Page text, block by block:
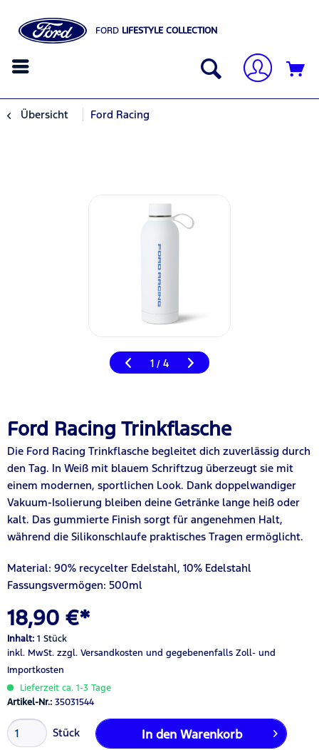
FORD LIFESTYLE COLLECTION
Übersicht Ford Racing
1 / 4
Ford Racing Trinkflasche
Die Ford Racing Trinkflasche begleitet dich zuverlässig durch
den Tag. In Weiß mit blauem Schriftzug überzeugt sie mit
einem modernen, sportlichen Look. Dank doppelwandiger
Vakuum-Isolierung bleiben deine Getränke lange heiß oder
kalt. Das gummierte Finish sorgt für angenehmen Halt,
während die Silikonschlaufe praktisches Tragen ermöglicht.
Material: 90% recycelter Edelstahl, 10% Edelstahl
Fassungsvermögen: 500ml
18,90 €*
Inhalt: 1 Stück
inkl. MwSt. zzgl. Versandkosten und gegebenenfalls Zoll- und
Importkosten
Lieferzeit ca. 1-3 Tage
Artikel-Nr.: 35031544
Stück In den Warenkorb